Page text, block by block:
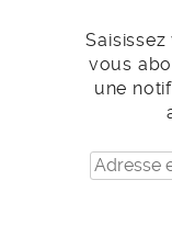
vous
une
Adresse
e-